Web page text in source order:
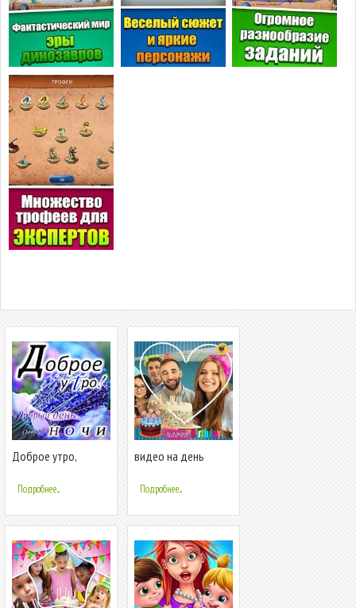
Доброе утро,
Доброй ночи
Подробнее...
видео на день
и фото
Подробнее...